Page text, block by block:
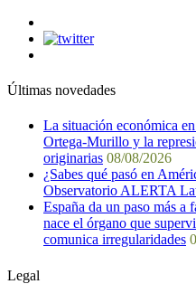
Últimas novedades
La situación económica
Ortega-Murillo y la
originarias 08/08/2026
¿Sabes qué pasó en
Observatorio ALERTA
España da un paso más a
nace el órgano que
comunica irregularidades
Legal